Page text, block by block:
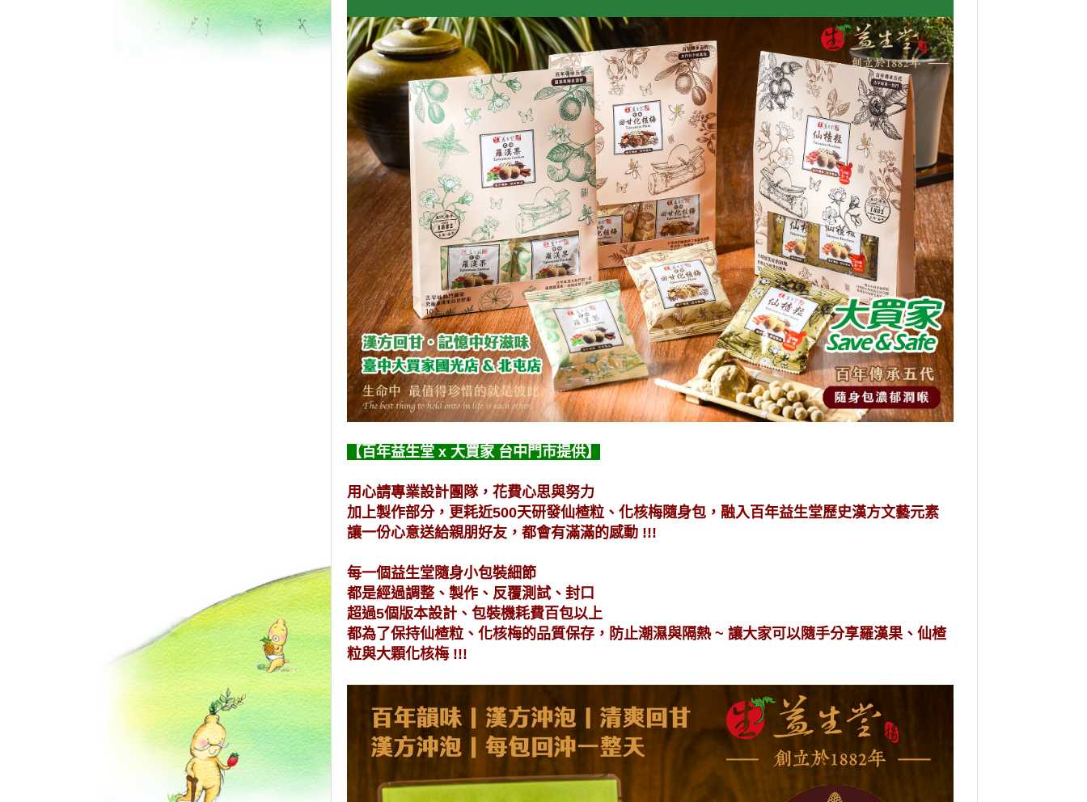
【百年益生堂 x 大買家 台中門市提供】
用心請專業設計團隊，花費心思與努力
加上製作部分，更耗近500天研發仙楂粒、化核梅隨身包，融入百年益生堂歷史漢方文藝元素
讓一份心意送給親朋好友，都會有滿滿的感動 !!!
每一個益生堂隨身小包裝細節
都是經過調整、製作、反覆測試、封口
超過5個版本設計、包裝機耗費百包以上
都為了保持仙楂粒、化核梅的品質保存，防止潮濕與隔熱 ~ 讓大家可以隨手分享羅漢果、仙楂
粒與大顆化核梅 !!!